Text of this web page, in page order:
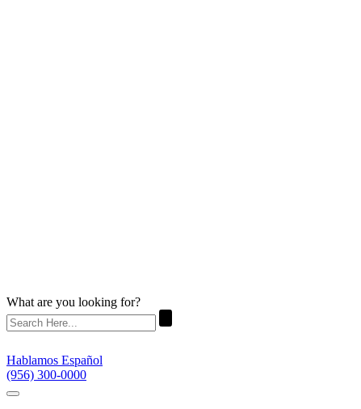
What are you looking for?
Hablamos Español
(956) 300-0000